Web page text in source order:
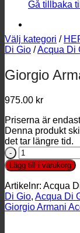
Gå tillbaka
Välj kategori /
Di Gio /Acqua Di
Giorgio
975.00 kr
Priserna är
Denna produkt
det tar längre tid.
Giorgio
Armani
Acqua
Di
Giò
EdP
50
Lägg till i varukorg
Artikelnr: Acqua
Di Gio, Acqua Di
Giorgio Armani